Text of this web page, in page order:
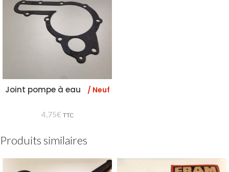
Joint pompe à eau / Neuf
4,75€ TTC
Produits similaires